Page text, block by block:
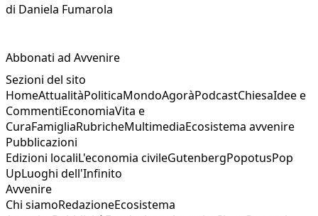
di Daniela Fumarola
Abbonati ad Avvenire
Sezioni del sito
HomeAttualitàPoliticaMondoAgoràPodcastChiesaIdee e
CommentiEconomiaVita e
CuraFamigliaRubricheMultimediaEcosistema avvenire
Pubblicazioni
Edizioni localiL'economia civileGutenbergPopotusPop
UpLuoghi dell'Infinito
Avvenire
Chi siamoRedazioneEcosistema